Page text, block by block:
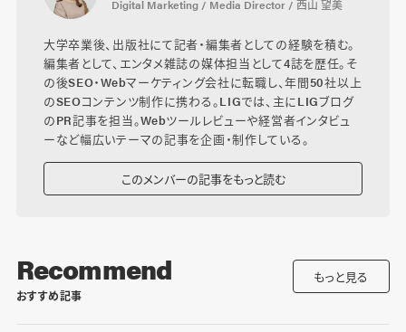
Digital Marketing / Media Director / 西山 望美
大学卒業後、出版社にて記者・編集者としての経験を積む。
編集者として、エンタメ雑誌の媒体担当として4誌を歴任。そ
の後SEO・Webマーケティング会社に転職し、年間50社以上
のSEOコンテンツ制作に携わる。LIGでは、主にLIGブログ
のPR記事を担当。Webツールレビューや経営者インタビュ
ーなど幅広いテーマの記事を企画・制作している。
このメンバーの記事をもっと読む
Recommend
おすすめ記事
もっと見る